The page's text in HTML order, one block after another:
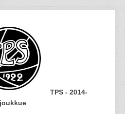
TPS - 2014-